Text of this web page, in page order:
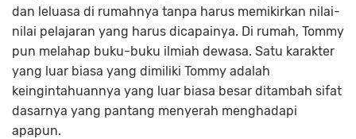
dan leluasa di rumahnya tanpa harus memikirkan nilai-
nilai pelajaran yang harus dicapainya. Di rumah, Tommy
pun melahap buku-buku ilmiah dewasa. Satu karakter
yang luar biasa yang dimiliki Tommy adalah
keingintahuannya yang luar biasa besar ditambah sifat
dasarnya yang pantang menyerah menghadapi
apapun.